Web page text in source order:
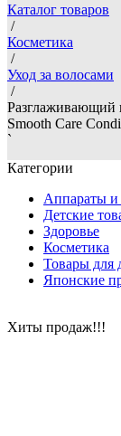
Каталог товаров
/
Косметика
/
Уход за волосами
/
Разглаживающий
Smooth Care
`
Категории
Аппараты и
Детские
Здоровье
Косметика
Товары для
Японские
Хиты продаж!!!